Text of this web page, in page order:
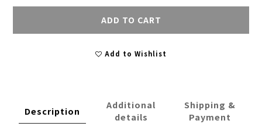
ADD TO CART
Add to Wishlist
Description
Additional
details
Shipping &
Payment